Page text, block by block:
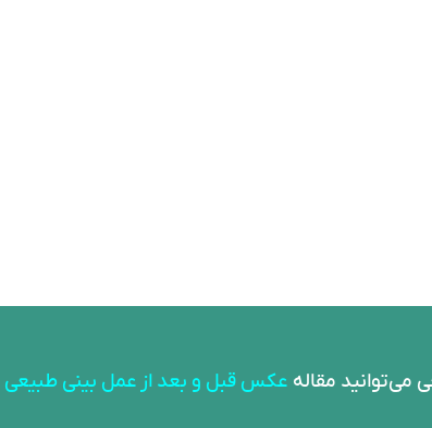
می‌توانید مقاله عکس قبل و بعد از عمل بینی طبیعی